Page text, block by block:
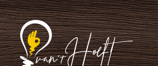
Ga
naar
inhoud